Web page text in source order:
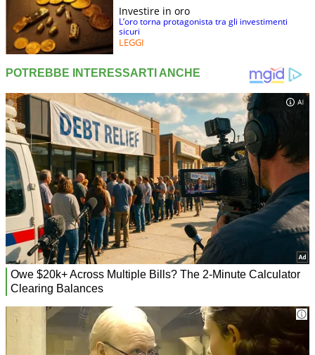
Investire in oro
L’oro torna protagonista tra gli investimenti
sicuri
LEGGI